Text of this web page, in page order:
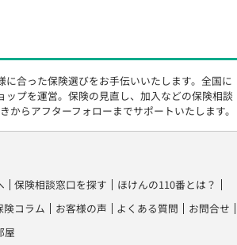
に合った保険選びをお手伝いいたします。全国に
ップを運営。保険の見直し、加入などの保険相談
からアフターフォローまでサポートいたします。
保険相談窓口を探す
ほけんの110番とは？
険コラム お客様の声 よくある質問
お問合せ
屋